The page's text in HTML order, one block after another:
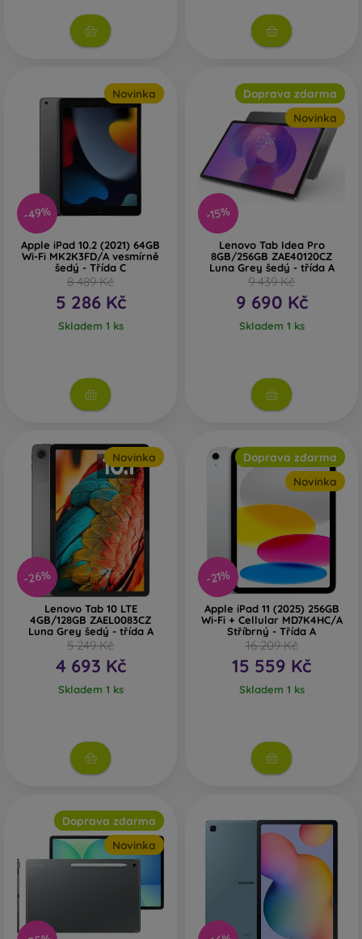
-49%
Novinka
Apple iPad 10.2 (2021) 64GB
Wi-Fi MK2K3FD/A vesmírně
šedý - Třída C
8 489 Kč
5 286 Kč
Skladem 1 ks
-15%
Doprava zdarma
Novinka
Lenovo Tab Idea Pro
8GB/256GB ZAE40120CZ
Luna Grey šedý - třída A
9 439 Kč
9 690 Kč
Skladem 1 ks
-26%
Novinka
Lenovo Tab 10 LTE
4GB/128GB ZAEL0083CZ
Luna Grey šedý - třída A
5 249 Kč
4 693 Kč
Skladem 1 ks
-21%
Doprava zdarma
Novinka
Apple iPad 11 (2025) 256GB
Wi-Fi + Cellular MD7K4HC/A
Stříbrný - Třída A
16 209 Kč
15 559 Kč
Skladem 1 ks
Doprava zdarma
Novinka